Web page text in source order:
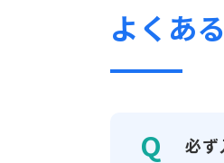
よくあ
必ず